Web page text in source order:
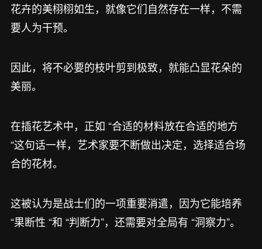
花卉的美栩栩如生，就像它们自然存在一样，不需
要人为干预。
因此，将不必要的枝叶剪到极致，就能凸显花朵的
美丽。
在插花艺术中，正如 “合适的材料放在合适的地方
“这句话一样，艺术家要不断做出决定，选择适合场
合的花材。
这被认为是战士们的一项重要消遣，因为它能培养
“果断性 “和 “判断力”，还需要对全局有 “洞察力”。